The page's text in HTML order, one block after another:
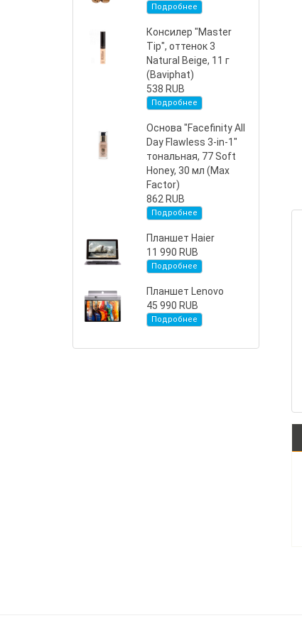
Подробнее
Консилер "Master
Tip", оттенок 3
Natural Beige, 11 г
(Baviphat)
538 RUB
Подробнее
Основа "Facefinity All
Day Flawless 3-in-1"
тональная, 77 Soft
Honey, 30 мл (Max
Factor)
862 RUB
Подробнее
Планшет Haier
11 990 RUB
Подробнее
Планшет Lenovo
45 990 RUB
Подробнее